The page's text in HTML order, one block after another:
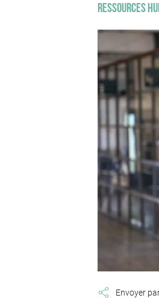
Ressources
Envoyer